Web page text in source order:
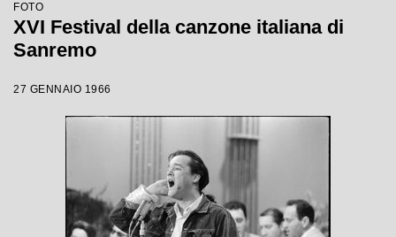
FOTO
XVI Festival della canzone italiana di
Sanremo
27 GENNAIO 1966